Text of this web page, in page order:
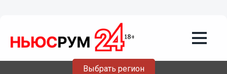
Выбрать регион
График летних отключений горячей
воды опубликован в Нижнем